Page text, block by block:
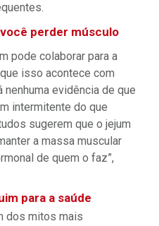
perder músculo
pode colaborar para a
isso acontece com
evidência de que
intermitente do que
sugerem que o jejum
a massa muscular
de quem o faz”,
para a saúde
dos mitos mais